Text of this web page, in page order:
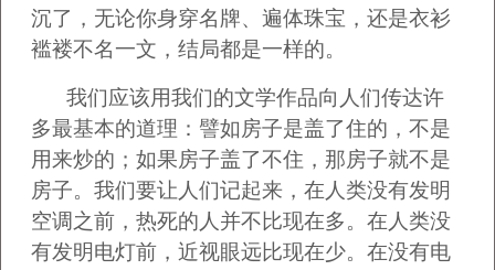
沉了，无论你身穿名牌、遍体珠宝，还是衣衫
褴褛不名一文，结局都是一样的。
我们应该用我们的文学作品向人们传达许
多最基本的道理：譬如房子是盖了住的，不是
用来炒的；如果房子盖了不住，那房子就不是
房子。我们要让人们记起来，在人类没有发明
空调之前，热死的人并不比现在多。在人类没
有发明电灯前，近视眼远比现在少。在没有电